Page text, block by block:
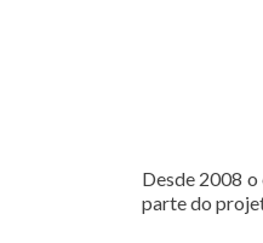
Desde 2008
parte do